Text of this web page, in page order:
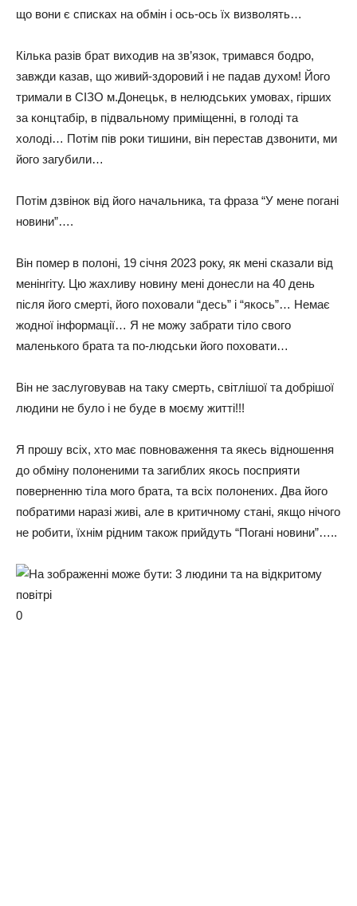
що вони є списках на обмін і ось-ось їх визволять…
Кілька разів брат виходив на зв’язок, тримався бодро,
завжди казав, що живий-здоровий і не падав духом! Його
тримали в СІЗО м.Донецьк, в нелюдських умовах, гірших
за концтабір, в підвальному приміщенні, в голоді та
холоді… Потім пів роки тишини, він перестав дзвонити, ми
його загубили…
Потім дзвінок від його начальника, та фраза “У мене погані
новини”….
Він помер в полоні, 19 січня 2023 року, як мені сказали від
менінгіту. Цю жахливу новину мені донесли на 40 день
після його смерті, його поховали “десь” і “якось”… Немає
жодної інформації… Я не можу забрати тіло свого
маленького брата та по-людськи його поховати…
Він не заслуговував на таку смерть, світлішої та добрішої
людини не було і не буде в моєму житті!!!
Я прошу всіх, хто має повноваження та якесь відношення
до обміну полоненими та загиблих якось посприяти
поверненню тіла мого брата, та всіх полонених. Два його
побратими наразі живі, але в критичному стані, якщо нічого
не робити, їхнім рідним також прийдуть “Погані новини”…..
0